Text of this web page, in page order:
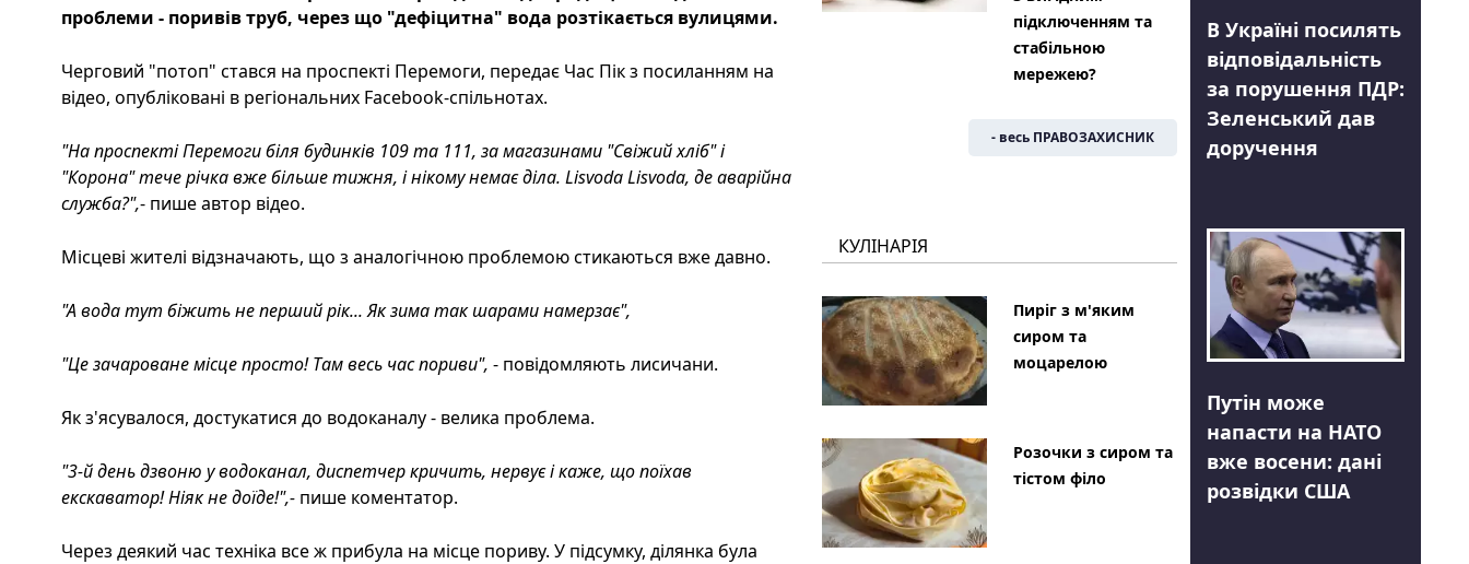
проблеми - поривів труб, через що "дефіцитна" вода розтікається вулицями.
Черговий "потоп" стався на проспекті Перемоги, передає Час Пік з посиланням на
відео, опубліковані в регіональних Facebook-спільнотах.
"На проспекті Перемоги біля будинків 109 та 111, за магазинами "Свіжий хліб" і
"Корона" тече річка вже більше тижня, і нікому немає діла. Lisvoda Lisvoda, де аварійна
служба?",- пише автор відео.
Місцеві жителі відзначають, що з аналогічною проблемою стикаються вже давно.
"А вода тут біжить не перший рік... Як зима так шарами намерзає",
"Це зачароване місце просто! Там весь час пориви", - повідомляють лисичани.
Як з'ясувалося, достукатися до водоканалу - велика проблема.
"3-й день дзвоню у водоканал, диспетчер кричить, нервує і каже, що поїхав
екскаватор! Ніяк не доїде!",- пише коментатор.
Через деякий час техніка все ж прибула на місце пориву. У підсумку, ділянка була
підключенням та
стабільною
мережею?
- весь ПРАВОЗАХИСНИК
КУЛІНАРІЯ
Пиріг з м'яким
сиром та
моцарелою
Розочки з сиром та
тістом філо
В Україні посилять
відповідальність
за порушення ПДР:
Зеленський дав
доручення
Путін може
напасти на НАТО
вже восени: дані
розвідки США